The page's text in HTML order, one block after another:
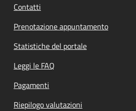
Contatti
Prenotazione appuntamento
Statistiche del portale
Leggi le FAQ
Pagamenti
Riepilogo valutazioni